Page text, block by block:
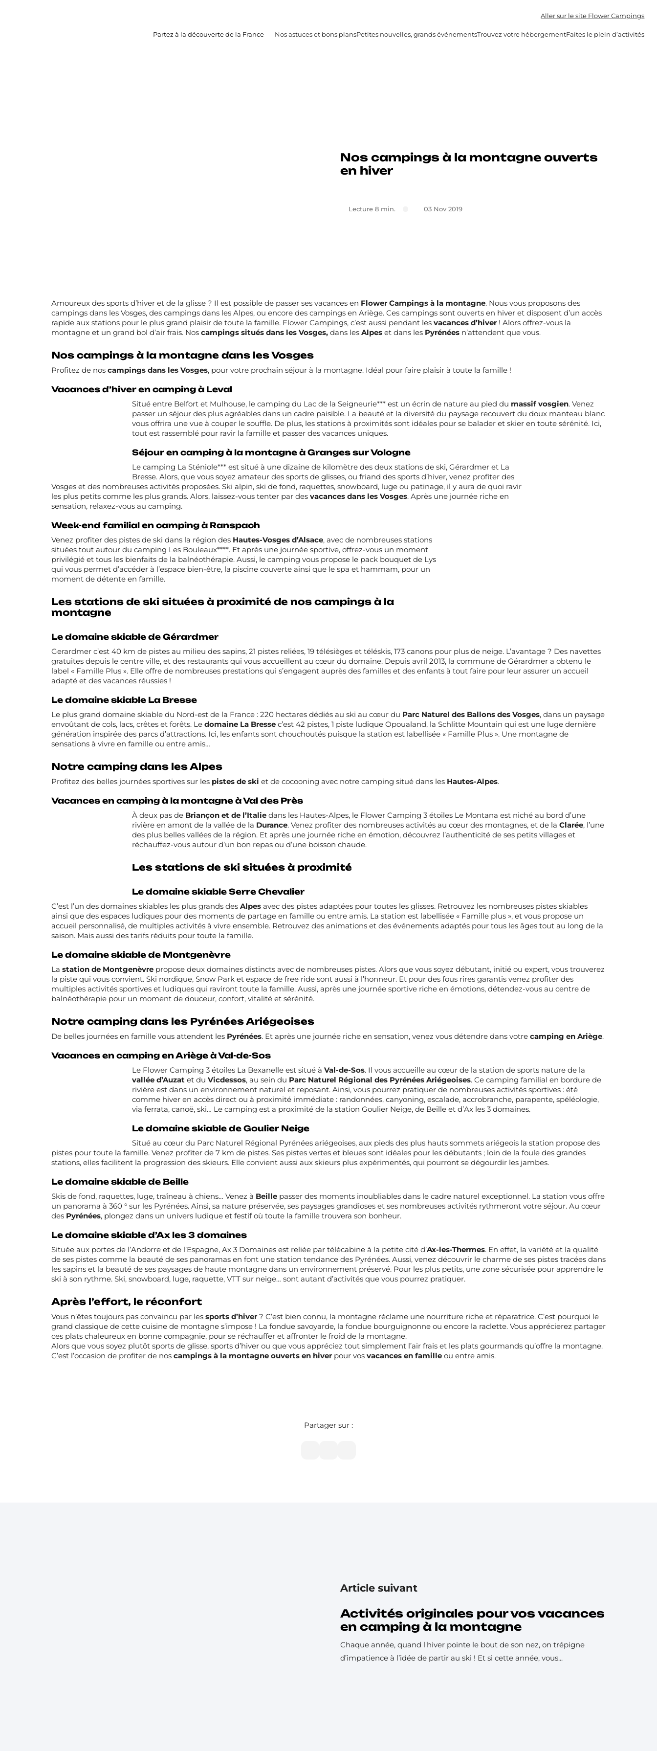
Aller sur le site Flower Campings
Partez à la découverte de la France Nos astuces et bons plansPetites nouvelles, grands événementsTrouvez votre hébergementFaites le plein d’activités
Nos campings à la montagne ouverts
en hiver
Lecture 8 min. 03 Nov 2019
Amoureux des sports d’hiver et de la glisse ? Il est possible de passer ses vacances en Flower Campings à la montagne. Nous vous proposons des
campings dans les Vosges, des campings dans les Alpes, ou encore des campings en Ariège. Ces campings sont ouverts en hiver et disposent d’un accès
rapide aux stations pour le plus grand plaisir de toute la famille. Flower Campings, c’est aussi pendant les vacances d’hiver! Alors offrez-vous la
montagne et un grand bol d’air frais. Noscampings situés dans les Vosges, dans lesAlpes et dans lesPyrénées n’attendent que vous.
Nos campings à la montagne dans les Vosges
Profitez de nos campings dans les Vosges, pour votre prochain séjour à la montagne. Idéal pour faire plaisir à toute la famille !
Vacances d’hiver en camping à Leval
Situé entre Belfort et Mulhouse, le camping du Lac de la Seigneurie***est un écrin de nature au pied du massif vosgien. Venez
passer un séjour des plus agréables dans un cadre paisible. La beauté et la diversité du paysage recouvert du doux manteau blanc
vous offrira une vue à couper le souffle. De plus, les stations à proximités sont idéales pour se balader et skier en toute sérénité. Ici,
tout est rassemblé pour ravir la famille et passer des vacances uniques.
Séjour en camping à la montagne à Granges sur Vologne
Le camping La Sténiole***est situé à une dizaine de kilomètre des deux stations de ski, Gérardmer et La
Bresse. Alors, que vous soyez amateur des sports de glisses, ou friand des sports d’hiver, venez profiter des
Vosges et des nombreuses activités proposées. Ski alpin, ski de fond, raquettes, snowboard, luge ou patinage, il y aura de quoi ravir
les plus petits comme les plus grands. Alors, laissez-vous tenter par des vacances dans les Vosges. Après une journée riche en
sensation, relaxez-vous au camping.
Week-end familial en camping à Ranspach
Venez profiter des pistes de ski dans la région des Hautes-Vosges d’Alsace, avec de nombreuses stations
situées tout autour du camping Les Bouleaux****. Et après une journée sportive, offrez-vous un moment
privilégié et tous les bienfaits de la balnéothérapie. Aussi, le camping vous propose le pack bouquet de Lys
qui vous permet d’accéder à l’espace bien-être, la piscine couverte ainsi que le spa et hammam, pour un
moment de détente en famille.
Les stations de ski situées à proximité de nos campings à la
montagne
Le domaine skiable de Gérardmer
Gerardmer c’est 40 km de pistes au milieu des sapins, 21 pistes reliées, 19 télésièges et téléskis, 173 canons pour plus de neige. L’avantage ? Des navettes
gratuites depuis le centre ville, et des restaurants qui vous accueillent au cœur du domaine. Depuis avril 2013, la commune de Gérardmer a obtenu le
label « Famille Plus ». Elle offre de nombreuses prestations qui s’engagent auprès des familles et des enfants à tout faire pour leur assurer un accueil
adapté et des vacances réussies !
Le domaine skiable La Bresse
Le plus grand domaine skiabledu Nord-est de la France : 220 hectares dédiés au ski au cœur du Parc Naturel des Ballons des Vosges, dans un paysage
envoûtant de cols, lacs, crêtes et forêts. Ledomaine La Bressec’est 42 pistes, 1 piste ludique Opoualand, la Schlitte Mountain qui est une luge dernière
génération inspirée des parcs d’attractions. Ici, les enfants sont chouchoutés puisque la station est labellisée « Famille Plus ». Une montagne de
sensations à vivre en famille ou entre amis…
Notre camping dans les Alpes
Profitez des belles journées sportives sur les pistes de ski et de cocooning avec notre camping situé dans les Hautes-Alpes.
Vacances en camping à la montagne à Val des Près
À deux pas de Briançon et de l’Italiedans les Hautes-Alpes, le Flower Camping 3 étoiles Le Montana est niché au bord d’une
rivière en amont de la vallée de la Durance. Venez profiter des nombreuses activités au cœur des montagnes, et de la Clarée, l’une
des plus belles vallées de la région. Et après une journée riche en émotion, découvrez l’authenticité de ses petits villages et
réchauffez-vous autour d’un bon repas ou d’une boisson chaude.
Les stations de ski situées à proximité
Le domaine skiable Serre Chevalier
C’est l’un des domaines skiables les plus grands des Alpesavec des pistes adaptées pour toutes les glisses. Retrouvez les nombreuses pistes skiables
ainsi que des espaces ludiques pour des moments de partage en famille ou entre amis. La station est labellisée « Famille plus », et vous propose un
accueil personnalisé, de multiples activités à vivre ensemble. Retrouvez des animations et des événements adaptés pour tous les âges tout au long de la
saison. Mais aussi des tarifs réduits pour toute la famille.
Le domaine skiable de Montgenèvre
La station de Montgenèvrepropose deux domaines distincts avec de nombreuses pistes. Alors que vous soyez débutant, initié ou expert, vous trouverez
la piste qui vous convient. Ski nordique, Snow Park et espace de free ride sont aussi à l’honneur. Et pour des fous rires garantis venez profiter des
multiples activités sportives et ludiques qui raviront toute la famille. Aussi, après une journée sportive riche en émotions, détendez-vous au centre de
balnéothérapie pour un moment de douceur, confort, vitalité et sérénité.
Notre camping dans les Pyrénées Ariégeoises
De belles journées en famille vous attendent les Pyrénées. Et après une journée riche en sensation, venez vous détendre dans votre camping en Ariège.
Vacances en camping en Ariège à Val-de-Sos
Le Flower Camping 3 étoiles La Bexanelleest situé à Val-de-Sos. Il vous accueille au cœur de la station de sports nature de la
vallée d’Auzatet du Vicdessos, au sein du Parc Naturel Régional des Pyrénées Ariégeoises. Ce camping familial en bordure de
rivière est dans un environnement naturel et reposant. Ainsi, vous pourrez pratiquer de nombreuses activités sportives : été
comme hiver en accès direct ou à proximité immédiate : randonnées, canyoning, escalade, accrobranche, parapente, spéléologie,
via ferrata, canoë, ski… Le camping est a proximité de la station Goulier Neige, de Beille et d’Ax les 3 domaines.
Le domaine skiable de Goulier Neige
Situé au cœur du Parc Naturel Régional Pyrénées ariégeoises, aux pieds des plus hauts sommets ariégeois la station propose des
pistes pour toute la famille. Venez profiter de 7 km de pistes. Ses pistes vertes et bleues sont idéales pour les débutants ; loin de la foule des grandes
stations, elles facilitent la progression des skieurs. Elle convient aussi aux skieurs plus expérimentés, qui pourront se dégourdir les jambes.
Le domaine skiable de Beille
Skis de fond, raquettes, luge, traîneau à chiens… Venez à Beillepasser des moments inoubliables dans le cadre naturel exceptionnel. La station vous offre
un panorama à 360 ° sur les Pyrénées. Ainsi, sa nature préservée, ses paysages grandioses et ses nombreuses activités rythmeront votre séjour. Au cœur
desPyrénées, plongez dans un univers ludique et festif où toute la famille trouvera son bonheur.
Le domaine skiable d’Ax les 3 domaines
Située aux portes de l’Andorre et de l’Espagne, Ax 3 Domaines est reliée par télécabine à la petite cité d’Ax-les-Thermes. En effet, la variété et la qualité
de ses pistes comme la beauté de ses panoramas en font une station tendance des Pyrénées. Aussi, venez découvrir le charme de ses pistes tracées dans
les sapins et la beauté de ses paysages de haute montagne dans un environnement préservé. Pour les plus petits, une zone sécurisée pour apprendre le
ski à son rythme. Ski, snowboard, luge, raquette, VTT sur neige… sont autant d’activités que vous pourrez pratiquer.
Après l’effort, le réconfort
Vous n’êtes toujours pas convaincu par les sports d’hiver? C’est bien connu, la montagne réclame une nourriture riche et réparatrice. C’est pourquoi le
grand classique de cette cuisine de montagne s’impose ! La fondue savoyarde, la fondue bourguignonne ou encore la raclette. Vous apprécierez partager
ces plats chaleureux en bonne compagnie, pour se réchauffer et affronter le froid de la montagne.
Alors que vous soyez plutôt sports de glisse, sports d’hiver ou que vous appréciez tout simplement l’air frais et les plats gourmands qu’offre la montagne.
C’est l’occasion de profiter de nos campings à la montagne ouverts en hiverpour vosvacances en familleou entre amis.
Partager sur :
Article suivant
Activités originales pour vos vacances
en camping à la montagne
Chaque année, quand l'hiver pointe le bout de son nez, on trépigne
d’impatience à l’idée de partir au ski ! Et si cette année, vous...